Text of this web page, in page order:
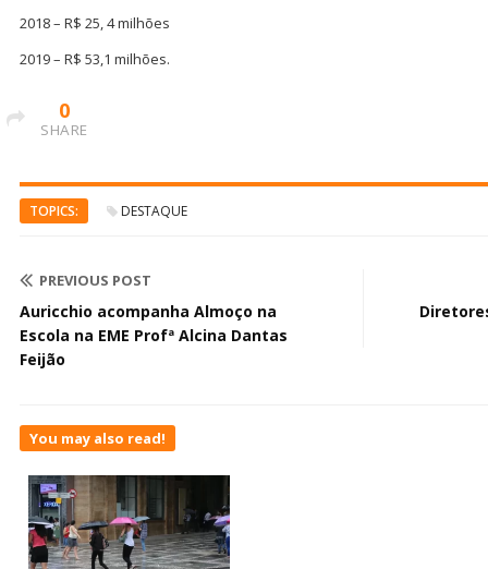
2018 – R$ 25, 4 milhões
2019 – R$ 53,1 milhões.
0
SHARE
TOPICS: DESTAQUE
PREVIOUS POST
Auricchio acompanha Almoço na
Escola na EME Profª Alcina Dantas
Feijão
You may also read!